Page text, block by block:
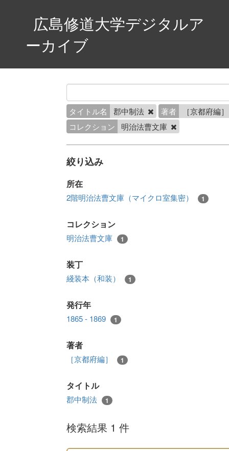
広島修道大学デジタルア
ーカイブ
タイトル名 郡中制法 著者
［京都府編
コレクション
明治法曹文庫
絞り込み
所在
2階明治法曹文庫（マイクロ室集密） 1
コレクション
明治法曹文庫 1
装丁
綫装本（和装） 1
発行年
1865 - 1869 1
著者
［京都府編］ 1
タイトル
郡中制法 1
検索結果 1 件